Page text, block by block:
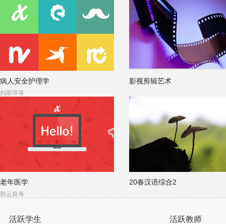
病人安全护理学
刘翠萍等
影视剪辑艺术
老年医学
郭云良等
20春汉语综合2
活跃学生 活跃教师